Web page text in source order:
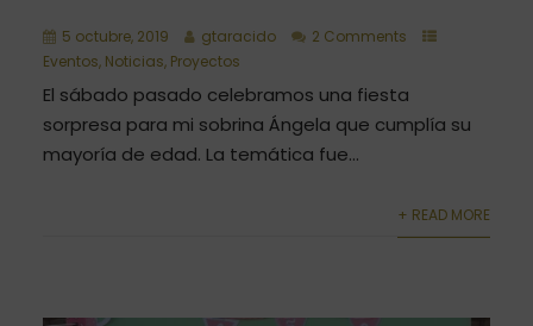
5 octubre, 2019 gtaracido
2 Comments
Eventos, Noticias, Proyectos
El sábado pasado celebramos una fiesta
sorpresa para mi sobrina Ángela que cumplía su
mayoría de edad. La temática fue...
+ READ MORE